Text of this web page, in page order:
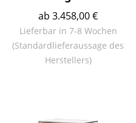
ab 3.458,00 €
Lieferbar in 7-8 Wochen
(Standardlieferaussage des
Herstellers)